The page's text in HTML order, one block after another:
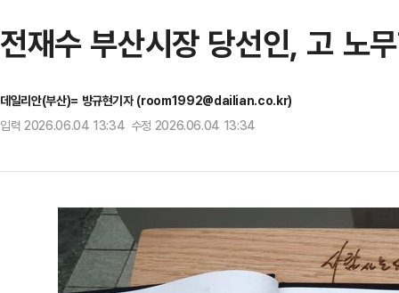
전재수 부산시장 당선인, 고 노
데일리안(부산)= 방규현기자 (room1992@dailian.co.kr)
입력 2026.06.04 13:34 수정 2026.06.04 13:34